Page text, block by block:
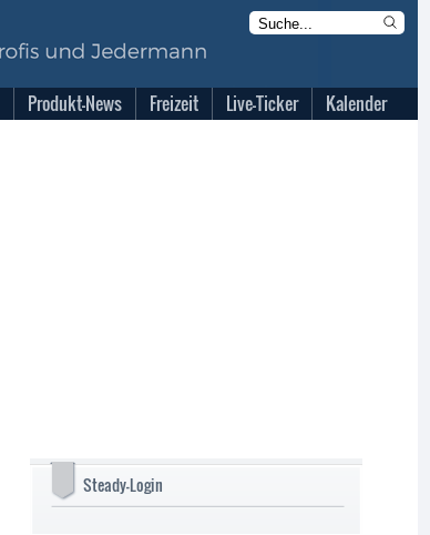
Produkt-News Freizeit Live-Ticker Kalender
Steady-Login